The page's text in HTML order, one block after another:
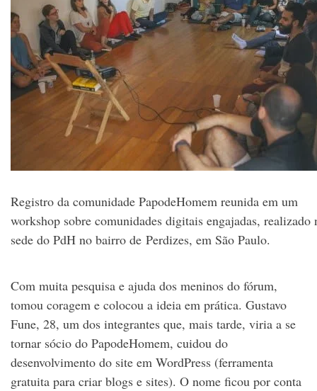
Registro da comunidade PapodeHomem reunida em um
workshop sobre comunidades digitais engajadas, realizado
sede do PdH no bairro de Perdizes, em São Paulo.
Com muita pesquisa e ajuda dos meninos do fórum,
tomou coragem e colocou a ideia em prática. Gustavo
Fune, 28, um dos integrantes que, mais tarde, viria a se
tornar sócio do PapodeHomem, cuidou do
desenvolvimento do site em WordPress (ferramenta
gratuita para criar blogs e sites). O nome ficou por conta